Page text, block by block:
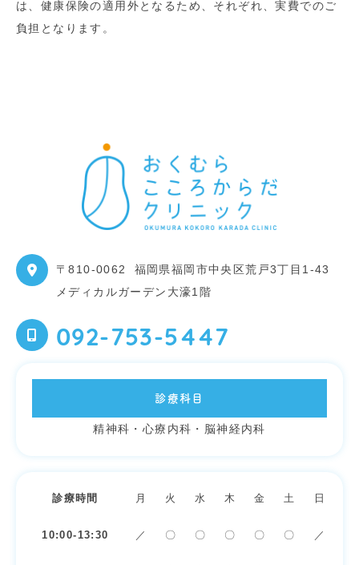
は、健康保険の適用外となるため、それぞれ、実費でのご
負担となります。
〒810-0062
福岡県福岡市中央区荒戸3丁目1-43
メディカルガーデン大濠1階
092-753-5447
診療科目
精神科・心療内科・脳神経内科
診療時間 月 火 水 木 金 土 日
10:00-13:30 ／ 〇 〇 〇 〇 〇 ／